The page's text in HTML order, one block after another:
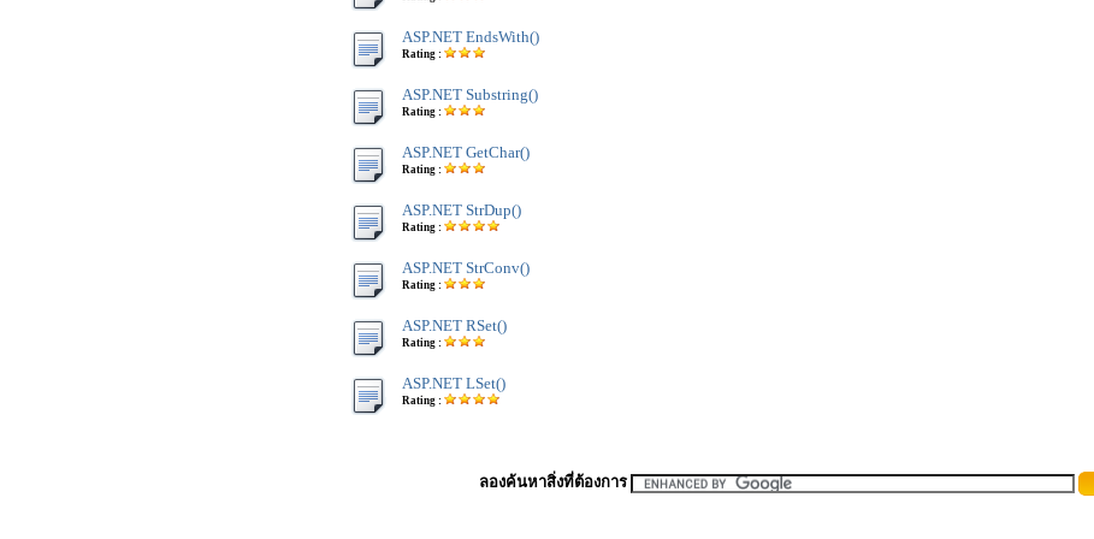
ASP.NET EndsWith()
Rating :
ASP.NET Substring()
Rating :
ASP.NET GetChar()
Rating :
ASP.NET StrDup()
Rating :
ASP.NET StrConv()
Rating :
ASP.NET RSet()
Rating :
ASP.NET LSet()
Rating :
ลองค้นหาสิ่งที่ต้องการ